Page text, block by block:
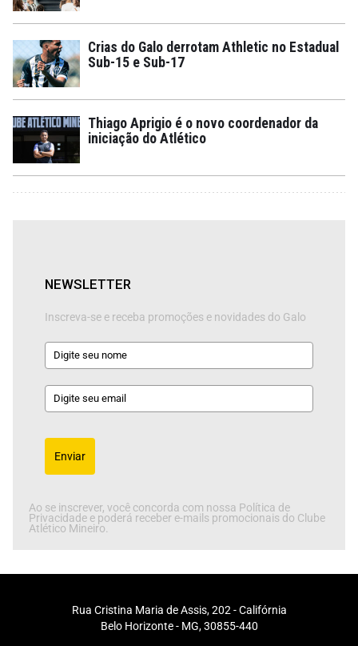
Crias do Galo derrotam Athletic no Estadual
Sub-15 e Sub-17
Thiago Aprigio é o novo coordenador da
iniciação do Atlético
NEWSLETTER
Inscreva-se e receba promoções e novidades do Galo
Enviar
Ao se inscrever, você concorda com nossa Política de
Privacidade e poderá receber e-mails promocionais do Clube
Atlético Mineiro.
Rua Cristina Maria de Assis, 202 - Califórnia
Belo Horizonte - MG, 30855-440